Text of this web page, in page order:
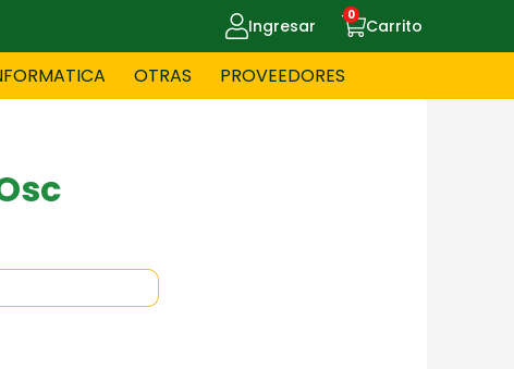
Ingresar Carrito
0
OTRAS
MASCOTAS
FITNESS
PROVEEDORES